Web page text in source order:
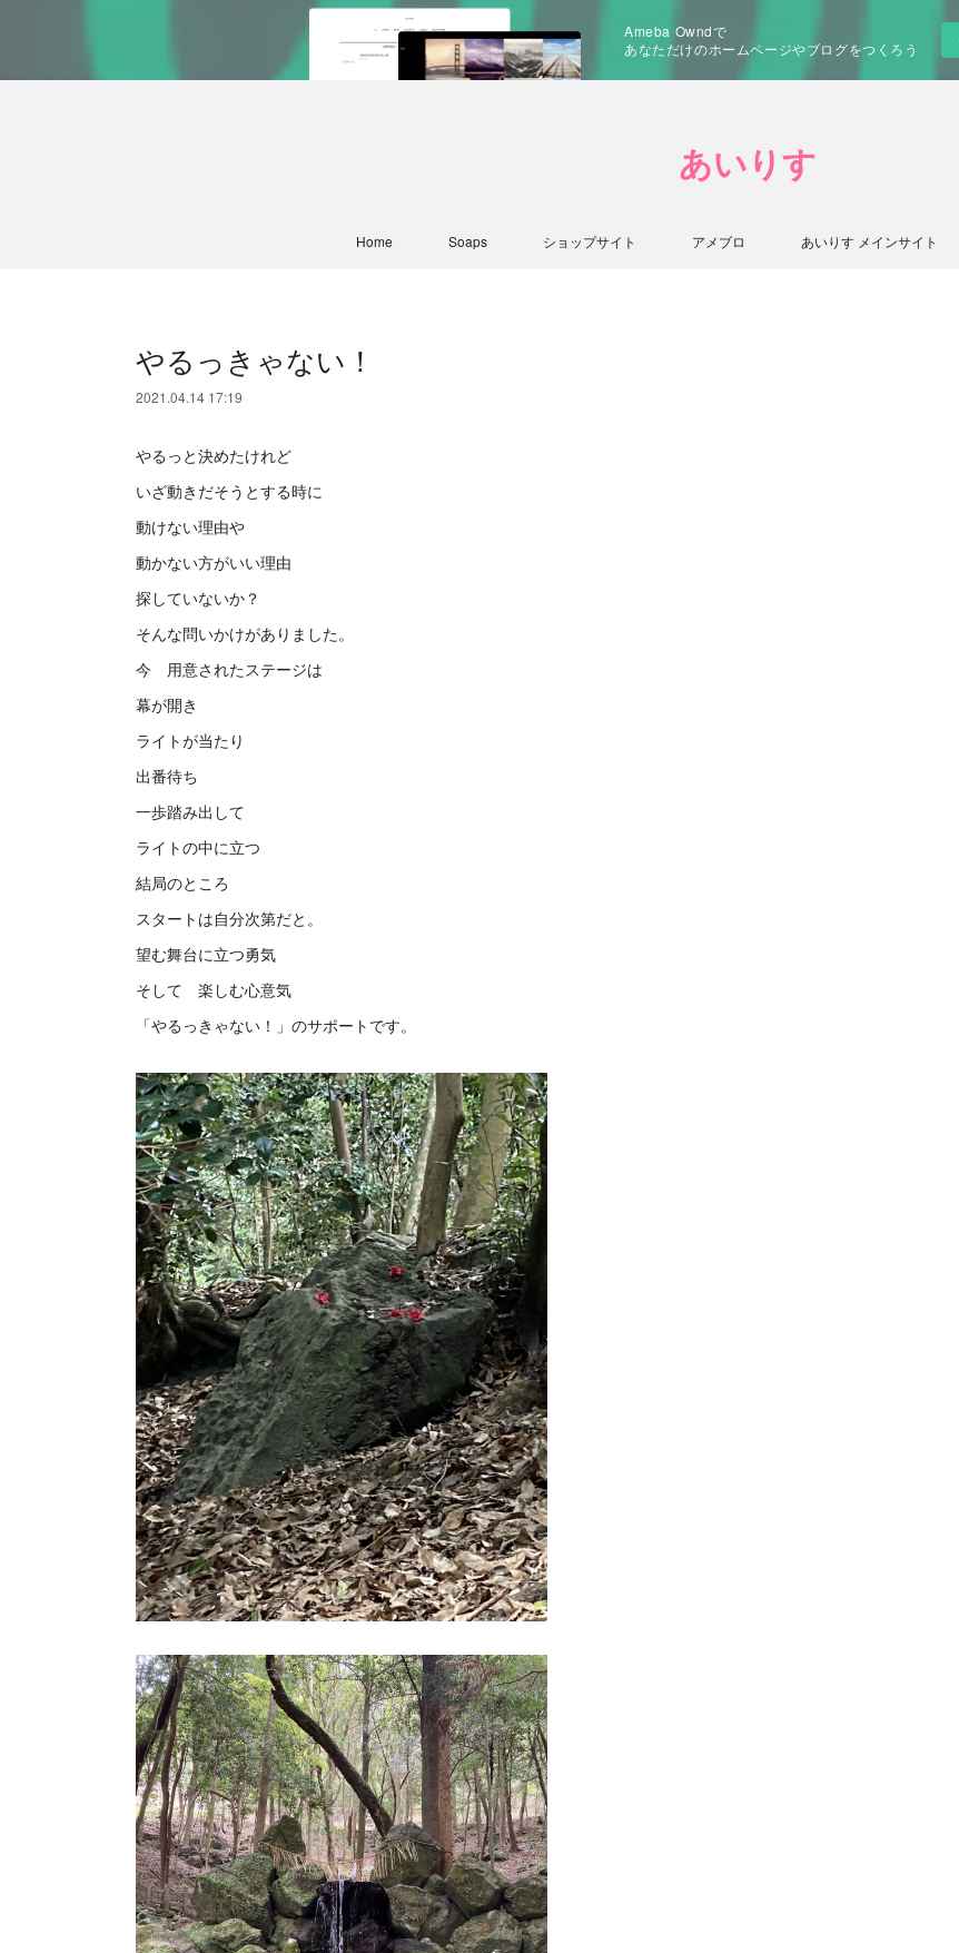
Ameba Owndで
あなただけのホームページやブログをつくろう
あいりす
Home Soaps ショップサイト アメブロ あいりす メインサイト
やるっきゃない！
2021.04.14 17:19
やるっと決めたけれど
いざ動きだそうとする時に
動けない理由や
動かない方がいい理由
探していないか？
そんな問いかけがありました。
今 用意されたステージは
幕が開き
ライトが当たり
出番待ち
一歩踏み出して
ライトの中に立つ
結局のところ
スタートは自分次第だと。
望む舞台に立つ勇気
そして 楽しむ心意気
「やるっきゃない！」のサポートです。